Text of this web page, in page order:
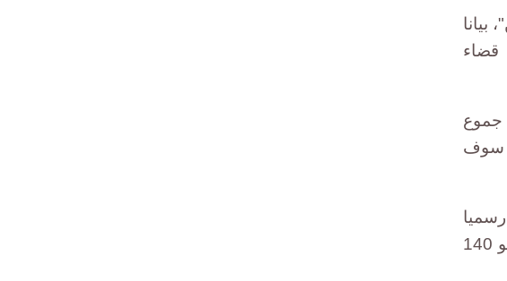
بيانا
قضاء
جموع
سوف
"جماعة إرهابية"، بعد أن اتهمتها بتنفيذ هجوم انتحاري أدى لسقوط 16 قتيلا ونحو 140